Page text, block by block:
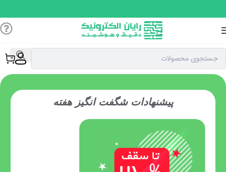
پیشنهادات شگفت انگیز هفته